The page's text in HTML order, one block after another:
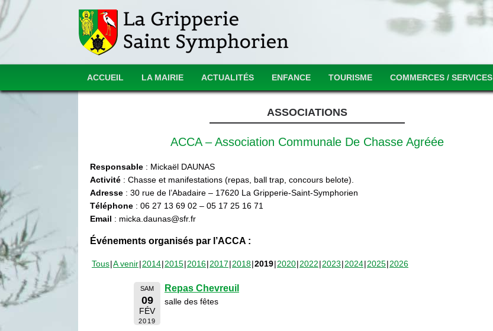
ACCUEIL LA MAIRIE ACTUALITÉS ENFANCE TOURISME COMMERCES / SERVICES
ASSOCIATIONS
ACCA – Association Communale De Chasse Agréée
Responsable : Mickaël DAUNAS
Activité : Chasse et manifestations (repas, ball trap, concours belote).
Adresse : 30 rue de l’Abadaire – 17620 La Gripperie-Saint-Symphorien
Téléphone : 06 27 13 69 02 – 05 17 25 16 71
Email : micka.daunas@sfr.fr
Événements organisés par l’ACCA :
Tous A venir 2014 2015 2016 2017 2018 2019 2020 2022 2023 2024 2025 2026
SAM
09
FÉV
2019
Repas Chevreuil
salle des fêtes